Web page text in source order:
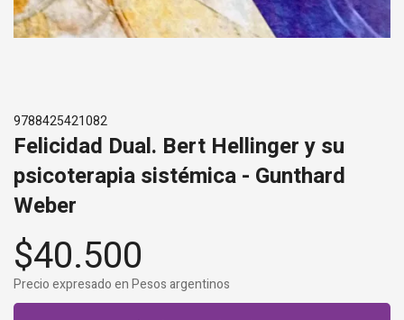
9788425421082
Felicidad Dual. Bert Hellinger y su
psicoterapia sistémica - Gunthard
Weber
$40.500
Precio expresado en Pesos argentinos